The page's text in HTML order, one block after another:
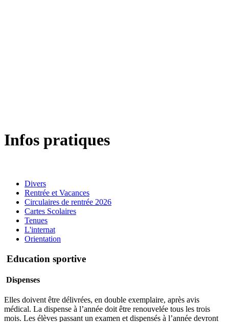
Infos pratiques
Divers
Rentrée et Vacances
Circulaires de rentrée 2026
Cartes Scolaires
Tenues
L'internat
Orientation
Education sportive
Dispenses
Elles doivent être délivrées, en double exemplaire, après avis
médical. La dispense à l’année doit être renouvelée tous les trois
mois. Les élèves passant un examen et dispensés à l’année devront